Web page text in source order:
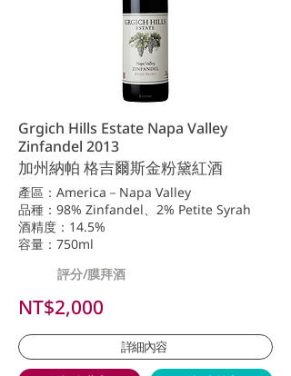
Grgich Hills Estate Napa Valley
Zinfandel 2013
加州納帕 格吉爾斯金粉黛紅酒
產區：America－Napa Valley
品種：98% Zinfandel、2% Petite Syrah
酒精度：14.5%
容量：750ml
評分/膜拜酒
NT$2,000
詳細內容